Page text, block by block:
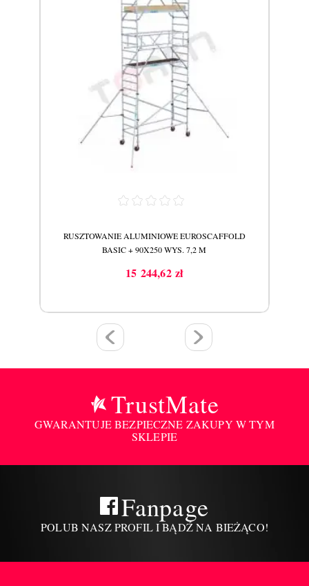
RUSZTOWANIE ALUMINIOWE EUROSCAFFOLD
BASIC + 90X250 WYS. 7,2 M
Cena
15 244,62 zł
TrustMate
GWARANTUJE BEZPIECZNE ZAKUPY W TYM
SKLEPIE
Fanpage
POLUB NASZ PROFIL I BĄDŹ NA BIEŻĄCO!